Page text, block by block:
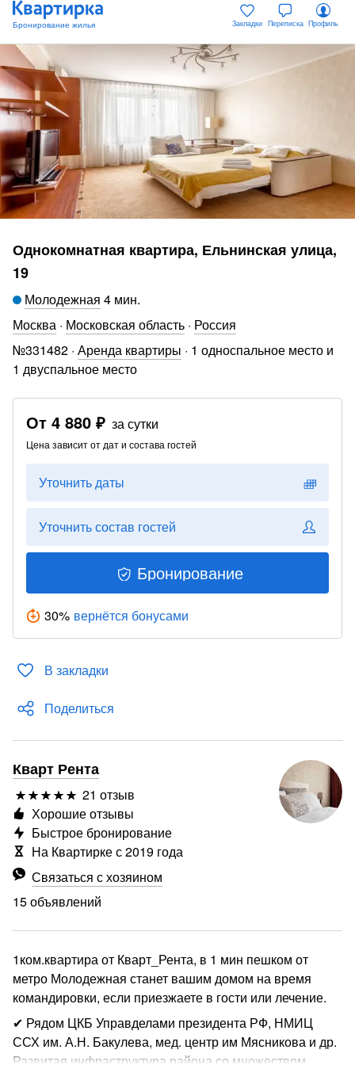
Закладки Переписка Профиль
Однокомнатная квартира, Ельнинская улица,
19
Молодежная 4 мин.
Москва · Московская область · Россия
№331482 · Аренда квартиры · 1 односпальное место и
1 двуспальное место
От 4 880 ₽ за сутки
Цена зависит от дат и состава гостей
Уточнить даты
Уточнить состав гостей
Бронирование
30% вернётся бонусами
В закладки
Поделиться
Кварт Рента
21 отзыв
Связаться с хозяином
15 объявлений
Хорошие отзывы
Быстрое бронирование
На Квартирке с 2019 года
1ком.квартира от Кварт_Рента, в 1 мин пешком от
метро Молодежная станет вашим домом на время
командировки, если приезжаете в гости или лечение.
✔ Рядом ЦКБ Управделами президента РФ, НМИЦ
ССХ им. А.Н. Бакулева, мед. центр им Мясникова и др.
Развитая инфраструктура района со множеством